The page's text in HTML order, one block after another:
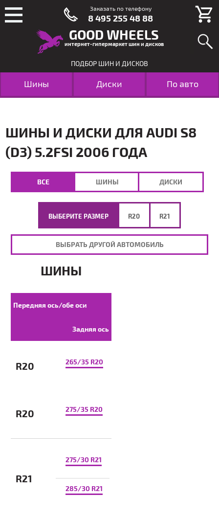
GOOD WHEELS
интернет-гипермаркет шин и дисков
ПОДБОР ШИН И ДИСКОВ
Шины Диски По авто
ШИНЫ И ДИСКИ ДЛЯ AUDI S8
(D3) 5.2FSI 2006 ГОДА
ВЫБЕРИТЕ РАЗМЕР R20 R21
ВЫБРАТЬ ДРУГОЙ АВТОМОБИЛЬ
ВСЕ ШИНЫ ДИСКИ
ШИНЫ
Передняя ось/обе оси
Задняя ось
R20 265/35 R20
R20 275/35 R20
R21
275/30 R21
285/30 R21
Заказать по телефону
8 495 255 48 88